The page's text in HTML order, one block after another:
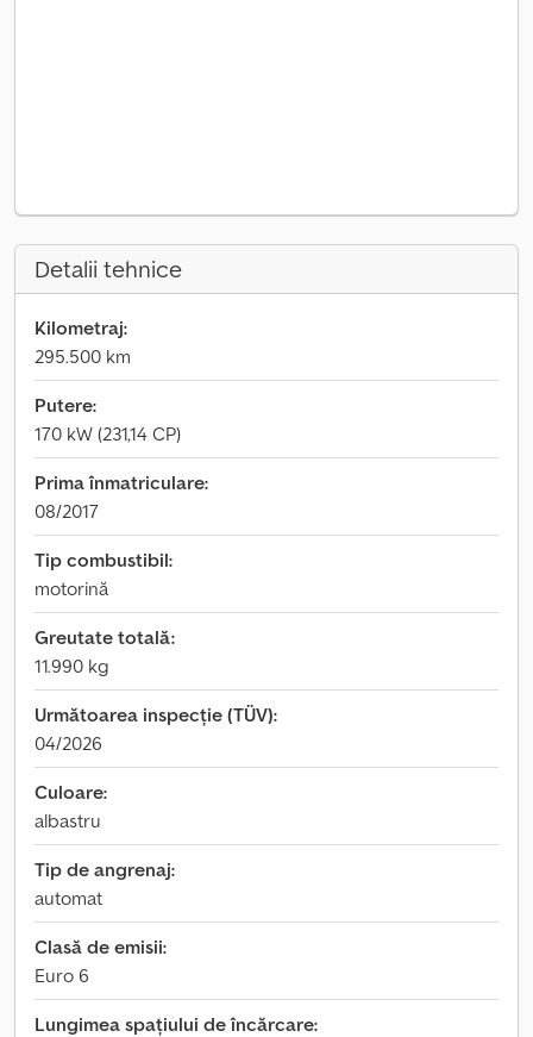
Detalii tehnice
Kilometraj:
295.500 km
Putere:
170 kW (231,14 CP)
Prima înmatriculare:
08/2017
Tip combustibil:
motorină
Greutate totală:
11.990 kg
Următoarea inspecție (TÜV):
04/2026
Culoare:
albastru
Tip de angrenaj:
automat
Clasă de emisii:
Euro 6
Lungimea spațiului de încărcare: